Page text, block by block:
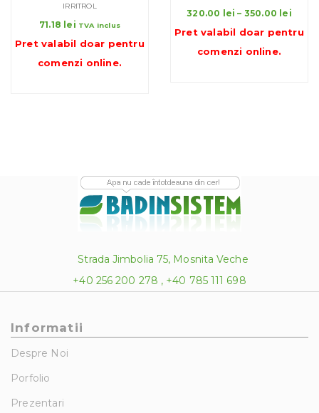
IRRITROL
71.18 lei TVA inclus
Pret valabil doar pentru
comenzi online.
320.00 lei – 350.00 lei
Pret valabil doar pentru
comenzi online.
Strada Jimbolia 75, Mosnita Veche
+40 256 200 278 , +40 785 111 698
Informatii
Despre Noi
Porfolio
Prezentari